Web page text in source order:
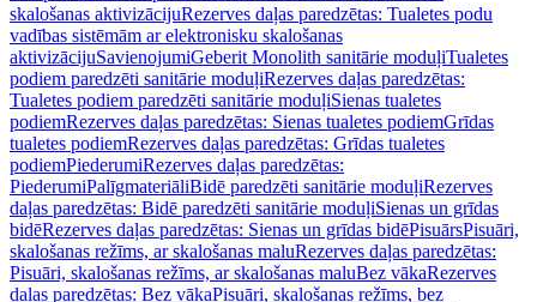
skalošanas aktivizācijuRezerves daļas paredzētas: Tualetes podu
vadības sistēmām ar elektronisku skalošanas
aktivizācijuSavienojumiGeberit Monolith sanitārie moduļiTualetes
podiem paredzēti sanitārie moduļiRezerves daļas paredzētas:
Tualetes podiem paredzēti sanitārie moduļiSienas tualetes
podiemRezerves daļas paredzētas: Sienas tualetes podiemGrīdas
tualetes podiemRezerves daļas paredzētas: Grīdas tualetes
podiemPiederumiRezerves daļas paredzētas:
PiederumiPalīgmateriāliBidē paredzēti sanitārie moduļiRezerves
daļas paredzētas: Bidē paredzēti sanitārie moduļiSienas un grīdas
bidēRezerves daļas paredzētas: Sienas un grīdas bidēPisuārsPisuāri,
skalošanas režīms, ar skalošanas maluRezerves daļas paredzētas:
Pisuāri, skalošanas režīms, ar skalošanas maluBez vākaRezerves
daļas paredzētas: Bez vākaPisuāri, skalošanas režīms, bez